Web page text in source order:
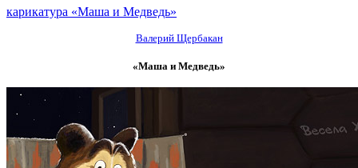
карикатура «Маша и Медведь»
Валерий Щербакан
«Маша и Медведь»